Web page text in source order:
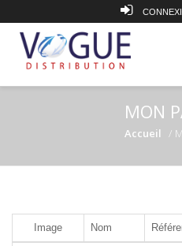
MON
Accueil
Image Nom